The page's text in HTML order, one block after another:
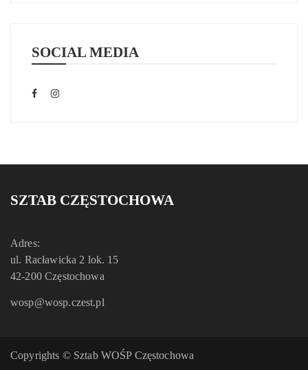
SOCIAL MEDIA
SZTAB CZĘSTOCHOWA
Adres:
ul. Racławicka 2 lok. 15
42-200 Częstochowa
wosp@wosp.czest.pl
Copyrights © Sztab WOŚP Częstochowa